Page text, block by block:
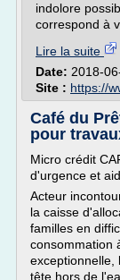
indolore
correspond à
Lire la suite
Date: 2018-
Site : https://
Café du
pour
Micro crédit
d'urgence et
Acteur
la caisse
familles en
consommation
exceptionnelle,
tête hors de